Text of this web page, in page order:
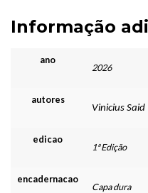
Informação
ano
2026
autores
Vinicius Said
edicao
1ª Edição
encadernacao
Capa dura